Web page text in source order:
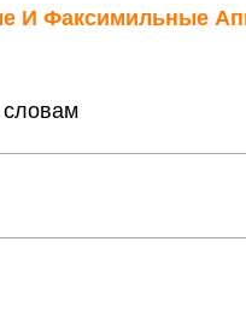
И Факсимильные